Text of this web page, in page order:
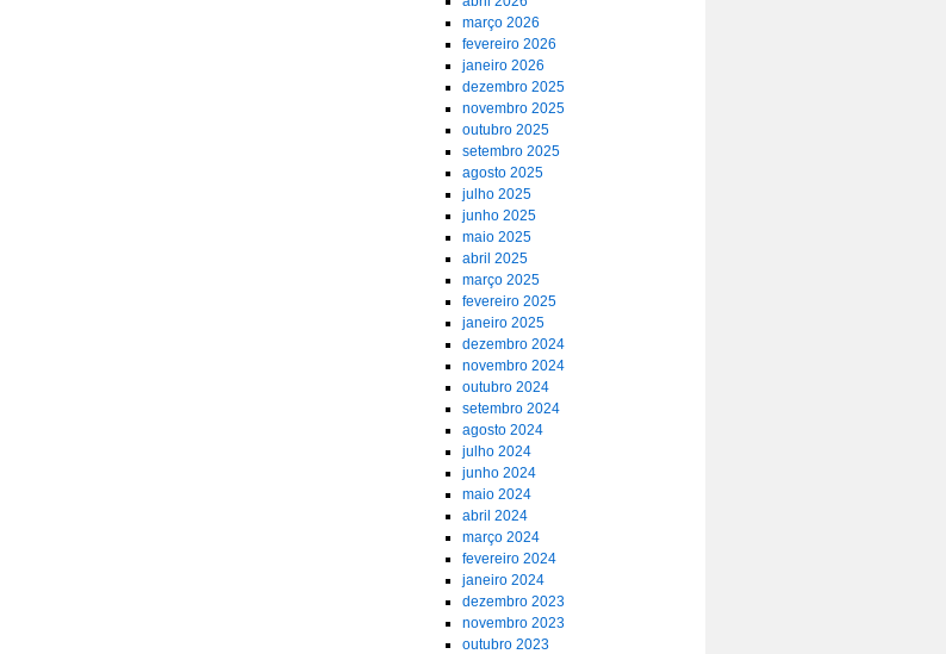
março 2026
fevereiro 2026
janeiro 2026
dezembro 2025
novembro 2025
outubro 2025
setembro 2025
agosto 2025
julho 2025
junho 2025
maio 2025
abril 2025
março 2025
fevereiro 2025
janeiro 2025
dezembro 2024
novembro 2024
outubro 2024
setembro 2024
agosto 2024
julho 2024
junho 2024
maio 2024
abril 2024
março 2024
fevereiro 2024
janeiro 2024
dezembro 2023
novembro 2023
outubro 2023